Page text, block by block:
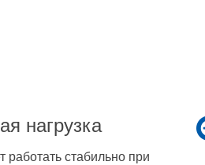
нагрузка
работать стабильно при